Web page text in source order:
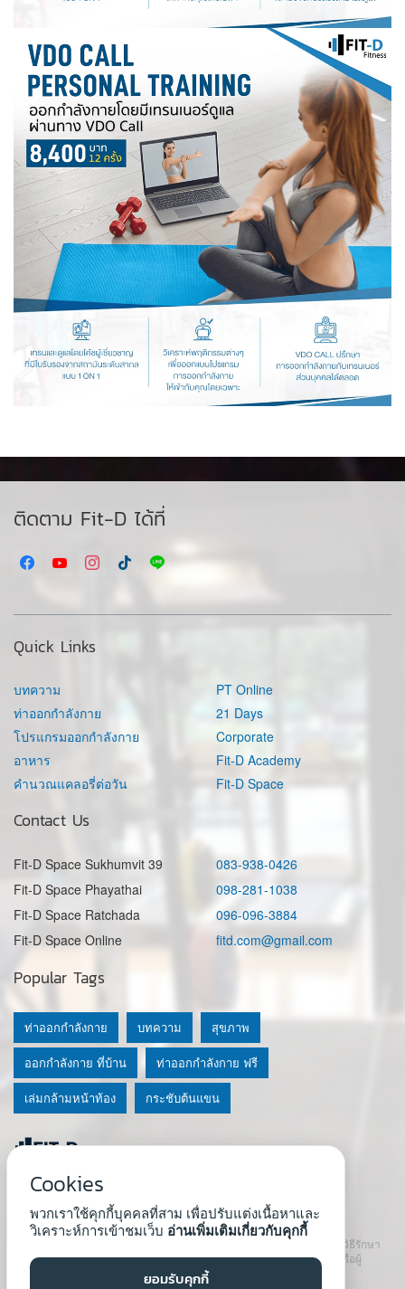
ติดตาม Fit-D ได้ที่
Quick Links
บทความ
ท่าออกกำลังกาย
โปรแกรมออกกำลังกาย
อาหาร
คำนวณแคลอรี่ต่อวัน
PT Online
21 Days
Corporate
Fit-D Academy
Fit-D Space
Contact Us
Fit-D Space Sukhumvit 39
083-938-0426
Fit-D Space Phayathai
098-281-1038
Fit-D Space Ratchada
096-096-3884
Fit-D Space Online
fitd.com@gmail.com
© 2020 Fit-D.com & Fit-D Finess
About Us | นโยบายความเป็นส่วนตัว|เงื่อนไขการใช้เว็บ
เนื้อหาที่ใช้ในเว็บนี้ ไม่สามารถใช้แทนคำปรึกษา คำแนะนำ วินิจฉัย หรือวิธีรักษา
โรคที่แนะนำจากผู้เชี่ยวชาญหรือแพทย์ได้ เราสนับสนุนให้ปรึกษาแพทย์หรือผู้
เชี่ยวชาญก่อนเริ่มโปรแกรมใหม่ทุกครั้ง
Popular Tags
ท่าออกกำลังกาย บทความ สุขภาพ
ออกกำลังกาย ที่บ้าน ท่าออกกำลังกาย ฟรี
เล่มกล้ามหน้าท้อง กระชับต้นแขน
Cookies
พวกเราใช้คุกกี้บุคคลที่สาม เพื่อปรับแต่งเนื้อหาและ
วิเคราะห์การเข้าชมเว็บ อ่านเพิ่มเติมเกี่ยวกับคุกกี้
ยอมรับคุกกี้